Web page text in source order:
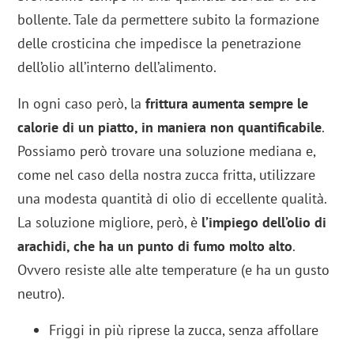
bollente. Tale da permettere subito la formazione
delle crosticina che impedisce la penetrazione
dell’olio all’interno dell’alimento.
In ogni caso però, la frittura aumenta sempre le
calorie di un piatto, in maniera non quantificabile.
Possiamo però trovare una soluzione mediana e,
come nel caso della nostra zucca fritta, utilizzare
una modesta quantità di olio di eccellente qualità.
La soluzione migliore, però, è l’impiego dell’olio di
arachidi, che ha un punto di fumo molto alto.
Ovvero resiste alle alte temperature (e ha un gusto
neutro).
Friggi in più riprese la zucca, senza affollare